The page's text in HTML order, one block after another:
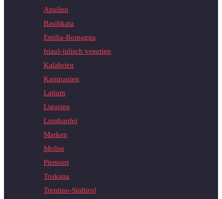
Apulien
Basilikata
Emilia-Romagna
friaul-julisch venetien
Kalabrien
Kampanien
Latium
Ligurien
Lombardei
Marken
Molise
Piemont
Toskana
Trentino-Südtirol